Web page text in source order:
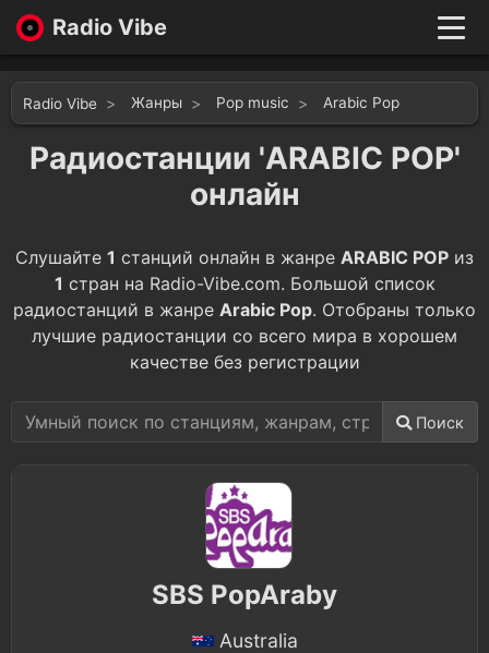
Radio Vibe
New
Genres
Likes
Top 100
Radio Vibe Жанры Pop music Arabic Pop
Радиостанции 'ARABIC POP'
онлайн
Слушайте 1 станций онлайн в жанре ARABIC POP из
1 стран на Radio-Vibe.com. Большой список
радиостанций в жанре Arabic Pop. Отобраны только
лучшие радиостанции со всего мира в хорошем
качестве без регистрации
Поиск
SBS PopAraby
Australia